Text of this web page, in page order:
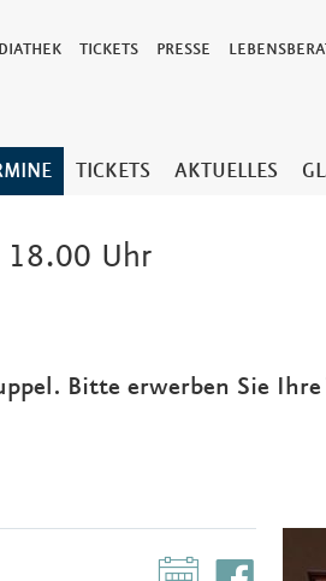
TICKETS PRESSE
TICKETS AKTUELLES
Uhr
Bitte erwerben Sie